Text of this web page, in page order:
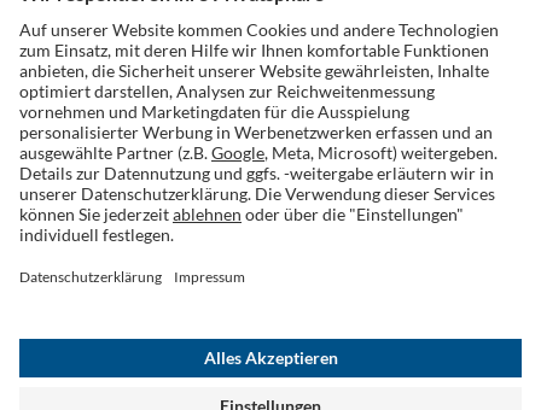
Widerruf einreichen